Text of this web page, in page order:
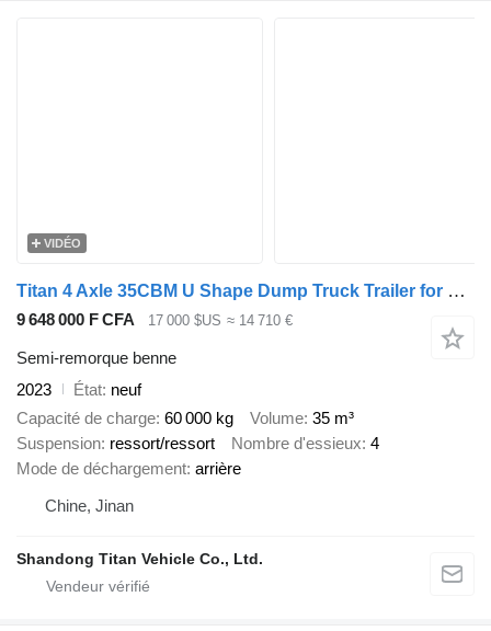
VIDÉO
Titan 4 Axle 35CBM U Shape Dump Truck Trailer for Sale
9 648 000 F CFA 17 000 $US ≈ 14 710 €
Semi-remorque benne
2023
État neuf
Capacité de charge 60 000 kg Volume 35 m³
Suspension ressort/ressort Nombre d'essieux 4
Mode de déchargement arrière
Chine, Jinan
Shandong Titan Vehicle Co., Ltd.